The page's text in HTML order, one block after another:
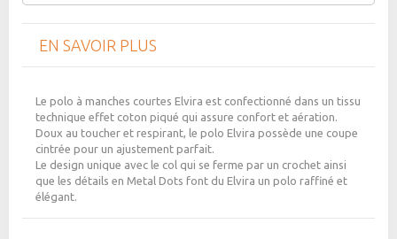
EN SAVOIR PLUS
Le polo à manches courtes Elvira est confectionné dans un tissu
technique effet coton piqué qui assure confort et aération.
Doux au toucher et respirant, le polo Elvira possède une coupe
cintrée pour un ajustement parfait.
Le design unique avec le col qui se ferme par un crochet ainsi
que les détails en Metal Dots font du Elvira un polo raffiné et
élégant.